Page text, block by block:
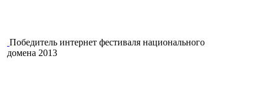
Победитель интернет фестиваля национального
домена 2013